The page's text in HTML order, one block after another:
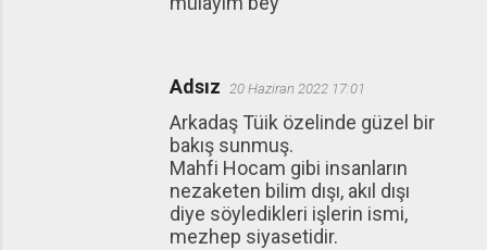
Adsız 20 Haziran 2022 17:01
Arkadaş Tüik özelinde güzel bir
bakış sunmuş.
Mahfi Hocam gibi insanların
nezaketen bilim dışı, akıl dışı
diye söyledikleri işlerin ismi,
mezhep siyasetidir.